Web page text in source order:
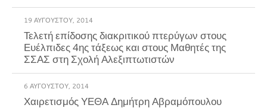
19 ΑΥΓΟΎΣΤΟΥ, 2014
Τελετή επίδοσης διακριτικού πτερύγων στους
Ευέλπιδες 4ης τάξεως και στους Μαθητές της
ΣΣΑΣ στη Σχολή Αλεξιπτωτιστών
6 ΑΥΓΟΎΣΤΟΥ, 2014
Χαιρετισμός ΥΕΘΑ Δημήτρη Αβραμόπουλου